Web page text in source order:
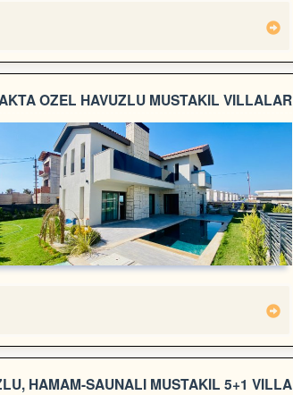
ÖZEL HAVUZLU MÜSTAKİL VİLLALAR
HAMAM-SAUNALI MÜSTAKİL 5+1 VİLLA